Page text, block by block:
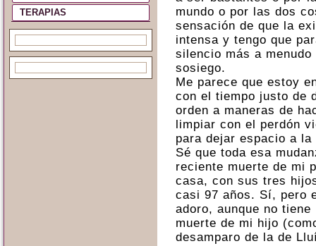
TERAPIAS
mundo o por las dos
sensación de que la
intensa y tengo que
silencio más a
sosiego.
Me parece que estoy
con el tiempo justo de
orden a maneras de
limpiar con el perdón
para dejar espacio a
Sé que toda esa
reciente muerte de mi
casa, con sus tres
casi 97 años. Sí, pero
adoro, aunque no
muerte de mi hijo
desamparo de la de